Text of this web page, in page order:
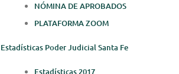
NÓMINA DE APROBADOS
PLATAFORMA ZOOM
Estadísticas Poder Judicial Santa Fe
Estadísticas 2017